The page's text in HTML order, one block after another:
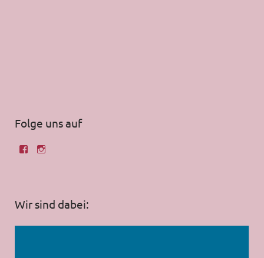
Folge uns auf
Wir sind dabei: